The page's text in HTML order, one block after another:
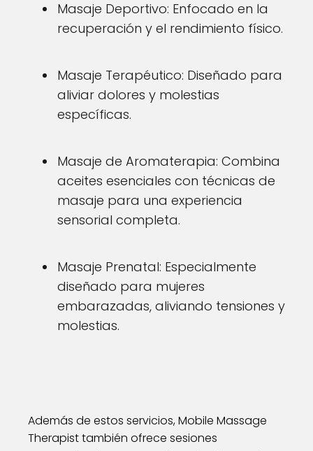
Masaje Deportivo: Enfocado en la
recuperación y el rendimiento físico.
Masaje Terapéutico: Diseñado para
aliviar dolores y molestias
específicas.
Masaje de Aromaterapia: Combina
aceites esenciales con técnicas de
masaje para una experiencia
sensorial completa.
Masaje Prenatal: Especialmente
diseñado para mujeres
embarazadas, aliviando tensiones y
molestias.
Además de estos servicios, Mobile Massage
Therapist también ofrece sesiones